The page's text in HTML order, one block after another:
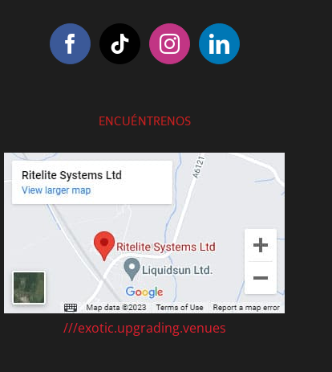
ENCUÉNTRENOS
///exotic.upgrading.venues